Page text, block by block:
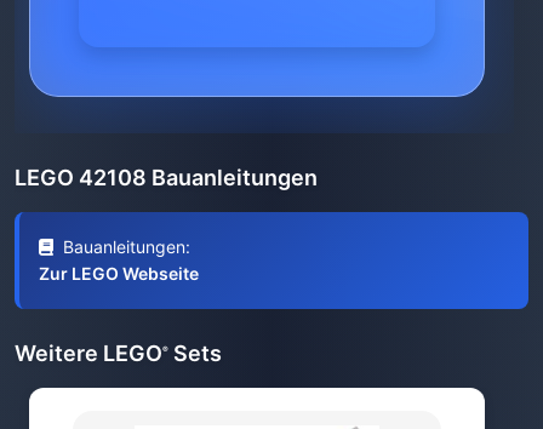
LEGO 42108 Bauanleitungen
Bauanleitungen:
Zur LEGO Webseite
Weitere LEGO® Sets